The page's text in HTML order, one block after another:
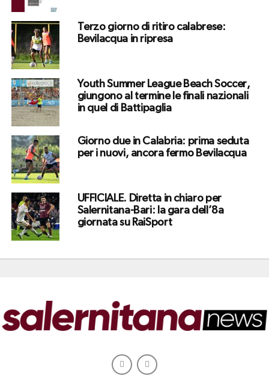
Terzo giorno di ritiro calabrese:
Bevilacqua in ripresa
Youth Summer League Beach Soccer,
giungono al termine le finali nazionali
in quel di Battipaglia
Giorno due in Calabria: prima seduta
per i nuovi, ancora fermo Bevilacqua
UFFICIALE. Diretta in chiaro per
Salernitana-Bari: la gara dell’8a
giornata su RaiSport